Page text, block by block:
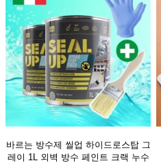
바르는 방수제 씰업 하이드로스탑 그
레이 1L 외벽 방수 페인트 크랙 누수